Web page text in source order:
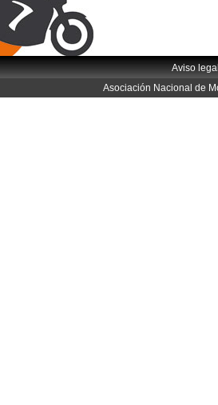
Aviso
Asociación Nacional de